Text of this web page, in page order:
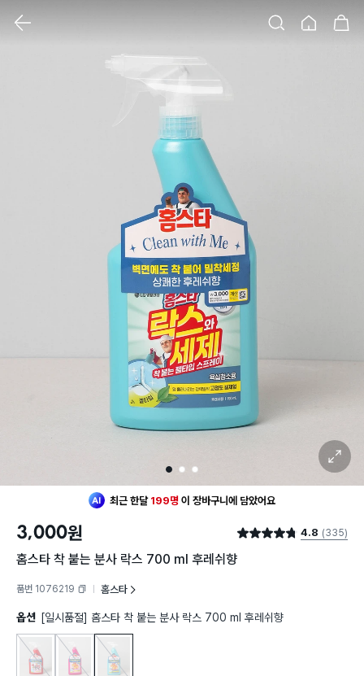
1 2 3
확대 보기
최근 한달 199명 이 장바구니에 담았어요
장바구니에 담았어요
3,000원 별점 4.8점 4.8 (335)
홈스타 착 붙는 분사 락스 700 ml 후레쉬향
품번 1076219
홈스타
옵션 [일시품절] 홈스타 착 붙는 분사 락스 700 ml 후레쉬향